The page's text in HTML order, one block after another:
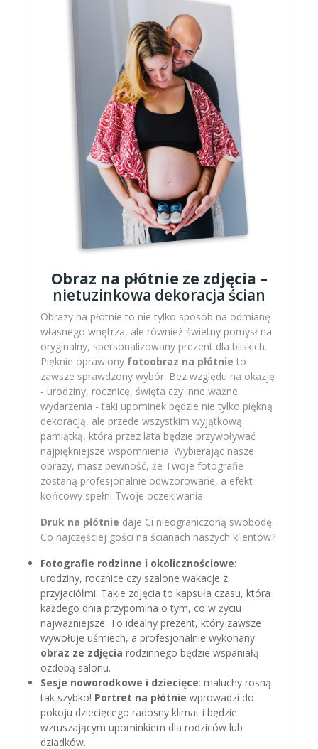
Obraz na płótnie ze zdjęcia –
nietuzinkowa dekoracja ścian
Obrazy na płótnie to nie tylko sposób na odmianę
własnego wnętrza, ale również świetny pomysł na
oryginalny, spersonalizowany prezent dla bliskich.
Pięknie oprawiony fotoobraz na płótnie to
zawsze sprawdzony wybór. Bez względu na okazję
- urodziny, rocznicę, święta czy inne ważne
wydarzenia - taki upominek będzie nie tylko piękną
dekoracją, ale przede wszystkim wyjątkową
pamiątką, która przez lata będzie przywoływać
najpiękniejsze wspomnienia. Wybierając nasze
obrazy, masz pewność, że Twoje fotografie
zostaną profesjonalnie odwzorowane, a efekt
końcowy spełni Twoje oczekiwania.
Druk na płótnie daje Ci nieograniczoną swobodę.
Co najczęściej gości na ścianach naszych klientów?
Fotografie rodzinne i okolicznościowe:
urodziny, rocznice czy szalone wakacje z
przyjaciółmi. Takie zdjęcia to kapsuła czasu, która
każdego dnia przypomina o tym, co w życiu
najważniejsze. To idealny prezent, który zawsze
wywołuje uśmiech, a profesjonalnie wykonany
obraz ze zdjęcia rodzinnego będzie wspaniałą
ozdobą salonu.
Sesje noworodkowe i dziecięce: maluchy rosną
tak szybko! Portret na płótnie wprowadzi do
pokoju dziecięcego radosny klimat i będzie
wzruszającym upominkiem dla rodziców lub
dziadków.